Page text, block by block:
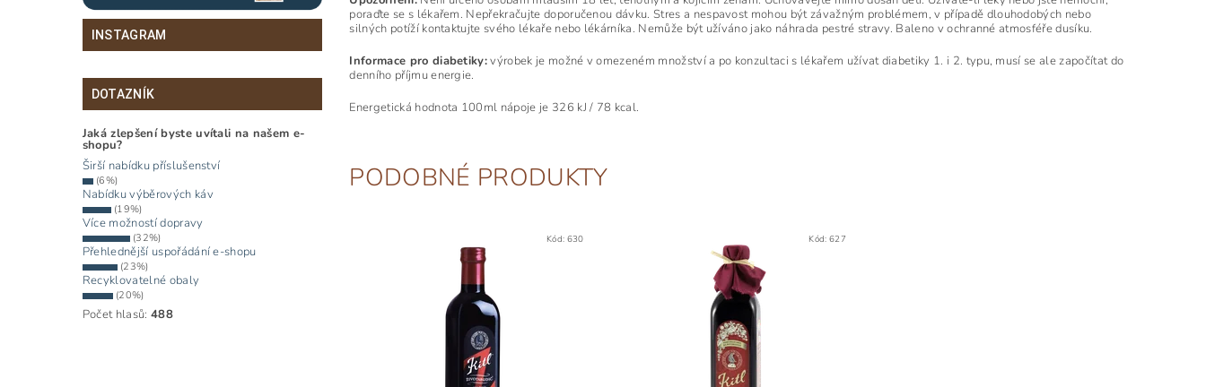
INSTAGRAM
DOTAZNÍK
Jaká zlepšení byste uvítali na našem e-
shopu?
Širší nabídku příslušenství
(6%)
Nabídku výběrových káv
(19%)
Více možností dopravy
(32%)
Přehlednější uspořádání e-shopu
(23%)
Recyklovatelné obaly
(20%)
Počet hlasů: 488
poraďte se s lékařem. Nepřekračujte doporučenou dávku. Stres a nespavost mohou být závažným problémem, v případě dlouhodobých nebo
silných potíží kontaktujte svého lékaře nebo lékárníka. Nemůže být užíváno jako náhrada pestré stravy. Baleno v ochranné atmosféře dusíku.
Informace pro diabetiky:výrobek je možné v omezeném množství a po konzultaci s lékařem užívat diabetiky 1. i 2. typu, musí se ale započítat do
denního příjmu energie.
Energetická hodnota 100ml nápoje je 326 kJ / 78 kcal.
PODOBNÉ PRODUKTY
Kód: 630 Kód:627